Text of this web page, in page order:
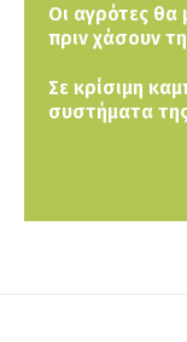
Οι αγρότες
πριν χάσουν
Σε κρίσιμη
συστήματα